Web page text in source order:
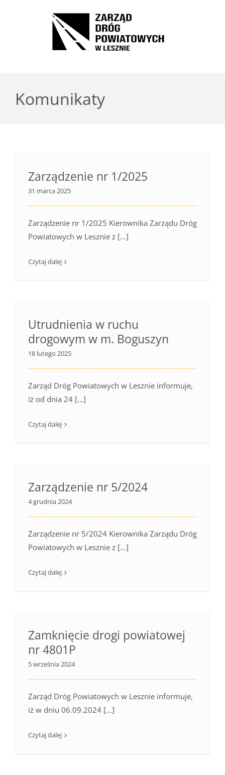
Open toolbar
Komunikaty
Zarządzenie nr 1/2025
31 marca 2025
Zarządzenie nr 1/2025 Kierownika Zarządu Dróg
Powiatowych w Lesznie z [...]
Czytaj dalej
Utrudnienia w ruchu
drogowym w m. Boguszyn
18 lutego 2025
Zarząd Dróg Powiatowych w Lesznie informuje,
iż od dnia 24 [...]
Czytaj dalej
Zarządzenie nr 5/2024
4 grudnia 2024
Zarządzenie nr 5/2024 Kierownika Zarządu Dróg
Powiatowych w Lesznie z [...]
Czytaj dalej
Zamknięcie drogi powiatowej
nr 4801P
5 września 2024
Zarząd Dróg Powiatowych w Lesznie informuje,
iż w dniu 06.09.2024 [...]
Czytaj dalej